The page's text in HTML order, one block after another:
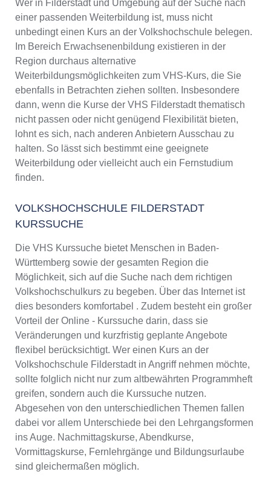
Wer in Filderstadt und Umgebung auf der Suche nach
einer passenden Weiterbildung ist, muss nicht
unbedingt einen Kurs an der Volkshochschule belegen.
Im Bereich Erwachsenenbildung existieren in der
Region durchaus alternative
Weiterbildungsmöglichkeiten zum VHS-Kurs, die Sie
ebenfalls in Betrachten ziehen sollten. Insbesondere
dann, wenn die Kurse der VHS Filderstadt thematisch
nicht passen oder nicht genügend Flexibilität bieten,
lohnt es sich, nach anderen Anbietern Ausschau zu
halten. So lässt sich bestimmt eine geeignete
Weiterbildung oder vielleicht auch ein Fernstudium
finden.
VOLKSHOCHSCHULE FILDERSTADT
KURSSUCHE
Die VHS Kurssuche bietet Menschen in Baden-
Württemberg sowie der gesamten Region die
Möglichkeit, sich auf die Suche nach dem richtigen
Volkshochschulkurs zu begeben. Über das Internet ist
dies besonders komfortabel . Zudem besteht ein großer
Vorteil der Online - Kurssuche darin, dass sie
Veränderungen und kurzfristig geplante Angebote
flexibel berücksichtigt. Wer einen Kurs an der
Volkshochschule Filderstadt in Angriff nehmen möchte,
sollte folglich nicht nur zum altbewährten Programmheft
greifen, sondern auch die Kurssuche nutzen.
Abgesehen von den unterschiedlichen Themen fallen
dabei vor allem Unterschiede bei den Lehrgangsformen
ins Auge. Nachmittagskurse, Abendkurse,
Vormittagskurse, Fernlehrgänge und Bildungsurlaube
sind gleichermaßen möglich.